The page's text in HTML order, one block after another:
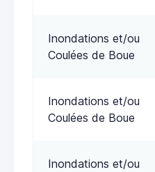
Inondations et/ou
Coulées de Boue
Inondations et/ou
Coulées de Boue
Inondations et/ou